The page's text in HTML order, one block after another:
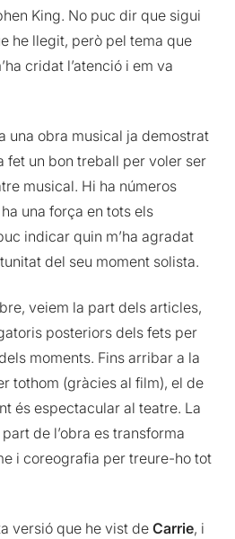
King. No puc dir que sigui
he llegit, però pel tema que
cridat l’atenció i em va
una obra musical ja demostrat
fet un bon treball per voler ser
musical. Hi ha números
una força en tots els
indicar quin m’ha agradat
del seu moment solista.
veiem la part dels articles,
posteriors dels fets per
moments. Fins arribar a la
tothom (gràcies al film), el de
és espectacular al teatre. La
de l’obra es transforma
i coreografia per treure-ho tot
versió que he vist deCarrie, i